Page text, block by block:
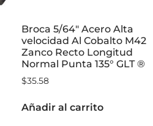
Broca 5/64″ Acero Alta
velocidad Al Cobalto M42
Zanco Recto Longitud
Normal Punta 135° GLT ®
$35.58
Añadir al carrito